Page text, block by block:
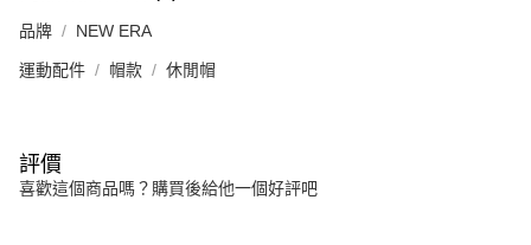
品牌 NEW ERA
運動配件 帽款 休閒帽
評價
喜歡這個商品嗎？購買後給他一個好評吧